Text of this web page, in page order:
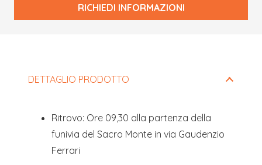
RICHIEDI INFORMAZIONI
essere
DETTAGLIO PRODOTTO
Ritrovo: Ore 09,30 alla partenza della
funivia del Sacro Monte in via Gaudenzio
Ferrari